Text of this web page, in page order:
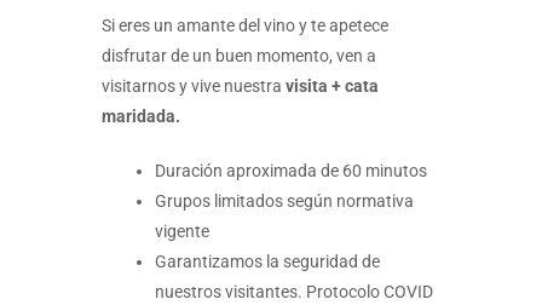
Si eres un amante del vino y te apetece
disfrutar de un buen momento, ven a
visitarnos y vive nuestra visita + cata
maridada.
Duración aproximada de 60 minutos
Grupos limitados según normativa
vigente
Garantizamos la seguridad de
nuestros visitantes. Protocolo COVID